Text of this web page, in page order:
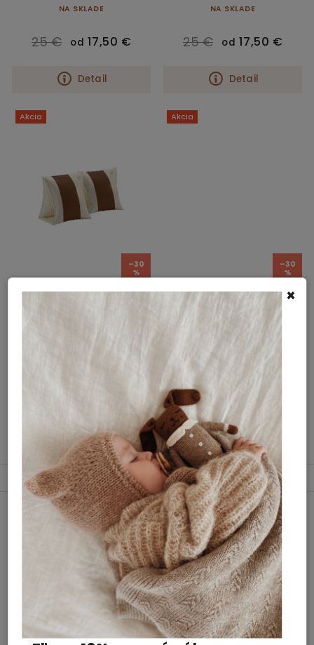
Nová holandská značka v našej ponuke
ROUTE B!
NA SKLADE
25 € od 17,50 €
Detail
NA SKLADE
25 € od 17,50 €
Detail
Akcia
–30
%
Rukávniky Charleston
Akcia
–30
%
Rukávniky French Rose
NA SKLADE
23 € 16 €
Detail
×